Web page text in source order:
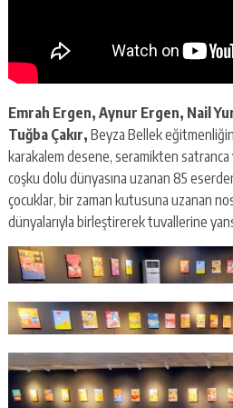
Emrah Ergen, Aynur Ergen, Nail
Tuğba Çakır, Beyza Bellek
karakalem desene, seramikten
coşku dolu dünyasına uzanan 85
çocuklar, bir zaman kutusuna uzanan
dünyalarıyla birleştirerek tuvallerine